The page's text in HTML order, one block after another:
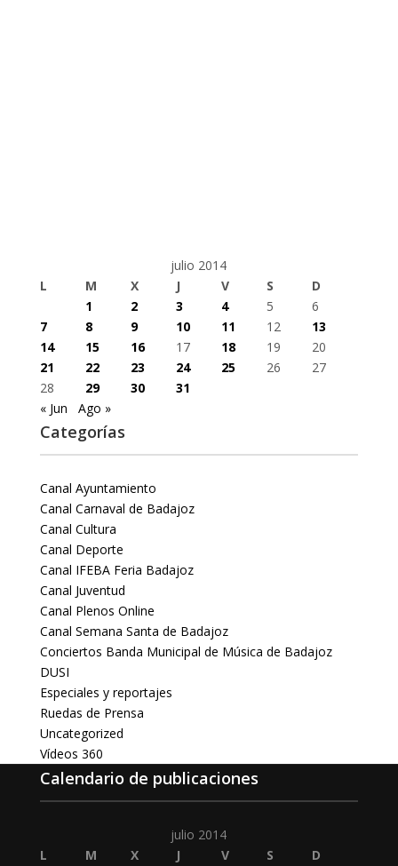
julio 2014
L
M X J V S
D
1
2 3 4 5
6
7
8 9 10 11 12
13
14
15 16 17 18 19
20
21
22 23 24 25 26
27
28
29 30
31
« Jun
Ago »
Categorías
Canal Ayuntamiento
Canal Carnaval de Badajoz
Canal Cultura
Canal Deporte
Canal IFEBA Feria Badajoz
Canal Juventud
Canal Plenos Online
Canal Semana Santa de Badajoz
Conciertos Banda Municipal de Música de Badajoz
DUSI
Especiales y reportajes
Ruedas de Prensa
Uncategorized
Vídeos 360
Calendario de publicaciones
julio 2014
L
M X J V S
D